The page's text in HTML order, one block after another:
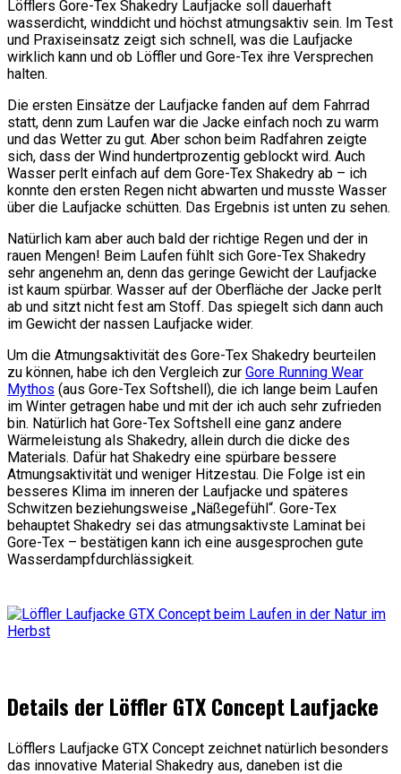
Löfflers Gore-Tex Shakedry Laufjacke soll dauerhaft
wasserdicht, winddicht und höchst atmungsaktiv sein. Im Test
und Praxiseinsatz zeigt sich schnell, was die Laufjacke
wirklich kann und ob Löffler und Gore-Tex ihre Versprechen
halten.
Die ersten Einsätze der Laufjacke fanden auf dem Fahrrad
statt, denn zum Laufen war die Jacke einfach noch zu warm
und das Wetter zu gut. Aber schon beim Radfahren zeigte
sich, dass der Wind hundertprozentig geblockt wird. Auch
Wasser perlt einfach auf dem Gore-Tex Shakedry ab – ich
konnte den ersten Regen nicht abwarten und musste Wasser
über die Laufjacke schütten. Das Ergebnis ist unten zu sehen.
Natürlich kam aber auch bald der richtige Regen und der in
rauen Mengen! Beim Laufen fühlt sich Gore-Tex Shakedry
sehr angenehm an, denn das geringe Gewicht der Laufjacke
ist kaum spürbar. Wasser auf der Oberfläche der Jacke perlt
ab und sitzt nicht fest am Stoff. Das spiegelt sich dann auch
im Gewicht der nassen Laufjacke wider.
Um die Atmungsaktivität des Gore-Tex Shakedry beurteilen
zu können, habe ich den Vergleich zur Gore Running Wear
Mythos (aus Gore-Tex Softshell), die ich lange beim Laufen
im Winter getragen habe und mit der ich auch sehr zufrieden
bin. Natürlich hat Gore-Tex Softshell eine ganz andere
Wärmeleistung als Shakedry, allein durch die dicke des
Materials. Dafür hat Shakedry eine spürbare bessere
Atmungsaktivität und weniger Hitzestau. Die Folge ist ein
besseres Klima im inneren der Laufjacke und späteres
Schwitzen beziehungsweise „Näßegefühl“. Gore-Tex
behauptet Shakedry sei das atmungsaktivste Laminat bei
Gore-Tex – bestätigen kann ich eine ausgesprochen gute
Wasserdampfdurchlässigkeit.
Details der Löffler GTX Concept Laufjacke
Löfflers Laufjacke GTX Concept zeichnet natürlich besonders
das innovative Material Shakedry aus, daneben ist die